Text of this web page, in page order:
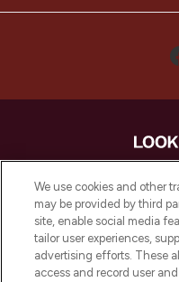
beste
make-up van
Shop online
We use cookies and other
may be provided by third
site, enable social media
tailor user experiences,
advertising efforts. These
access and record user